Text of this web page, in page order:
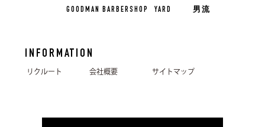
GOODMAN BARBERSHOP
YARD 男流
INFORMATION
リクルート 会社概要 サイトマップ